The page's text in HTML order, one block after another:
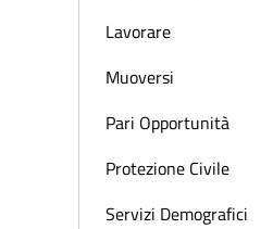
Lavorare
Muoversi
Pari Opportunità
Protezione Civile
Servizi Demografici